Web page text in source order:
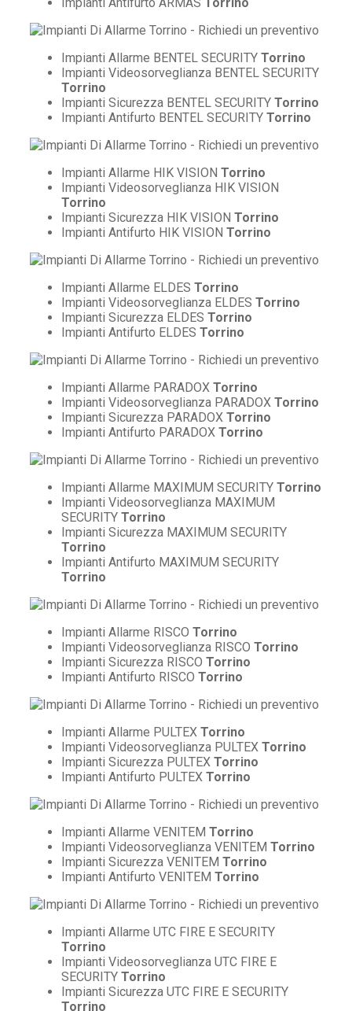
Impianti Allarme BENTEL SECURITY Torrino
Impianti Videosorveglianza BENTEL SECURITY
Torrino
Impianti Sicurezza BENTEL SECURITY Torrino
Impianti Antifurto BENTEL SECURITY Torrino
Impianti Allarme HIK VISION Torrino
Impianti Videosorveglianza HIK VISION
Torrino
Impianti Sicurezza HIK VISION Torrino
Impianti Antifurto HIK VISION Torrino
Impianti Allarme ELDES Torrino
Impianti Videosorveglianza ELDES Torrino
Impianti Sicurezza ELDES Torrino
Impianti Antifurto ELDES Torrino
Impianti Allarme PARADOX Torrino
Impianti Videosorveglianza PARADOX Torrino
Impianti Sicurezza PARADOX Torrino
Impianti Antifurto PARADOX Torrino
Impianti Allarme MAXIMUM SECURITY Torrino
Impianti Videosorveglianza MAXIMUM
SECURITY Torrino
Impianti Sicurezza MAXIMUM SECURITY
Torrino
Impianti Antifurto MAXIMUM SECURITY
Torrino
Impianti Allarme RISCO Torrino
Impianti Videosorveglianza RISCO Torrino
Impianti Sicurezza RISCO Torrino
Impianti Antifurto RISCO Torrino
Impianti Allarme PULTEX Torrino
Impianti Videosorveglianza PULTEX Torrino
Impianti Sicurezza PULTEX Torrino
Impianti Antifurto PULTEX Torrino
Impianti Allarme VENITEM Torrino
Impianti Videosorveglianza VENITEM Torrino
Impianti Sicurezza VENITEM Torrino
Impianti Antifurto VENITEM Torrino
Impianti Allarme UTC FIRE E SECURITY
Torrino
Impianti Videosorveglianza UTC FIRE E
SECURITY Torrino
Impianti Sicurezza UTC FIRE E SECURITY
Torrino